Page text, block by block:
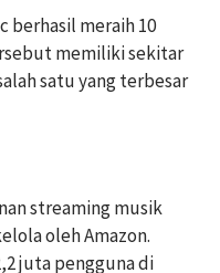
berhasil meraih 10
memiliki sekitar
satu yang terbesar
streaming musik
oleh Amazon.
juta pengguna di